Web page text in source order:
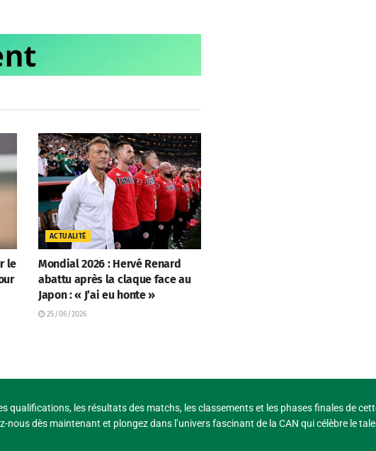
le
ACTUALITÉ
Mondial 2026 : Hervé Renard
abattu après la claque face au
Japon : « J’ai eu honte »
25/06/2026
qualifications, les résultats des matchs, les classements et les phases finales de
dès maintenant et plongez dans l’univers fascinant de la CAN qui célèbre le